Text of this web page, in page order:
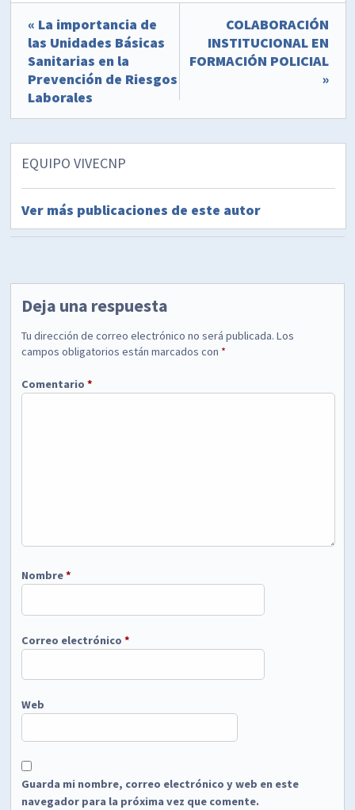
« La importancia de
las Unidades Básicas
Sanitarias en la
Prevención de Riesgos
Laborales
COLABORACIÓN
INSTITUCIONAL EN
FORMACIÓN POLICIAL
»
EQUIPO VIVECNP
Ver más publicaciones de este autor
Deja una respuesta
Tu dirección de correo electrónico no será publicada. Los
campos obligatorios están marcados con *
Comentario*
Nombre*
Correo electrónico*
Web
Guarda mi nombre, correo electrónico y web en este
navegador para la próxima vez que comente.